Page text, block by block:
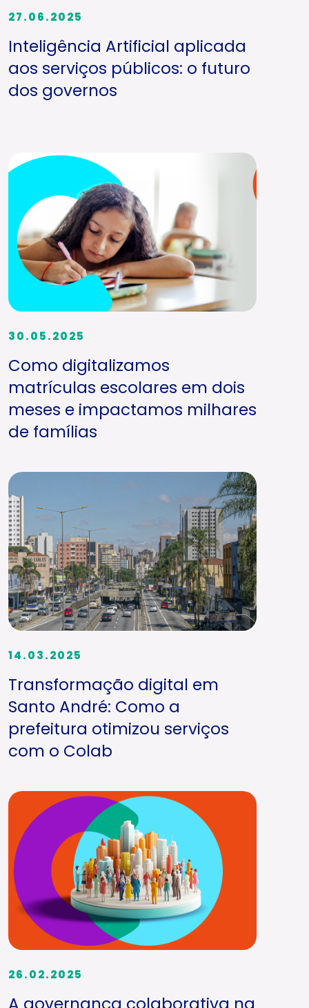
27.06.2025
Inteligência Artificial aplicada
aos serviços públicos: o futuro
dos governos
30.05.2025
Como digitalizamos
matrículas escolares em dois
meses e impactamos milhares
de famílias
14.03.2025
Transformação digital em
Santo André: Como a
prefeitura otimizou serviços
com o Colab
26.02.2025